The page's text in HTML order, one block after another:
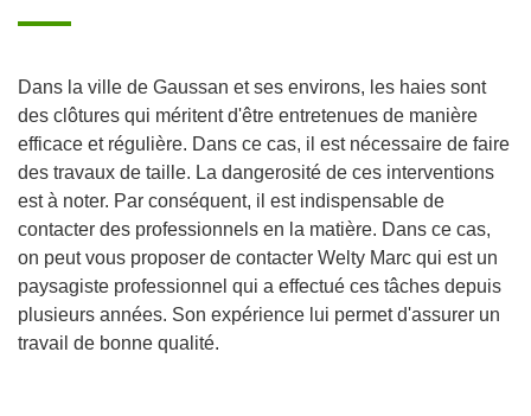
Dans la ville de Gaussan et ses environs, les haies sont
des clôtures qui méritent d'être entretenues de manière
efficace et régulière. Dans ce cas, il est nécessaire de faire
des travaux de taille. La dangerosité de ces interventions
est à noter. Par conséquent, il est indispensable de
contacter des professionnels en la matière. Dans ce cas,
on peut vous proposer de contacter Welty Marc qui est un
paysagiste professionnel qui a effectué ces tâches depuis
plusieurs années. Son expérience lui permet d'assurer un
travail de bonne qualité.